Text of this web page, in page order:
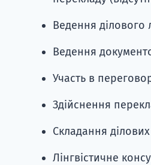
Ведення ділового
Ведення
Участь в
Здійснення
Складання
Лінгвістичне